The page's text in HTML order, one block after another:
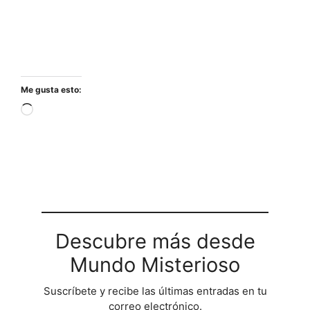
Me gusta esto:
Cargando...
Descubre más desde
Mundo Misterioso
Suscríbete y recibe las últimas entradas en tu
correo electrónico.